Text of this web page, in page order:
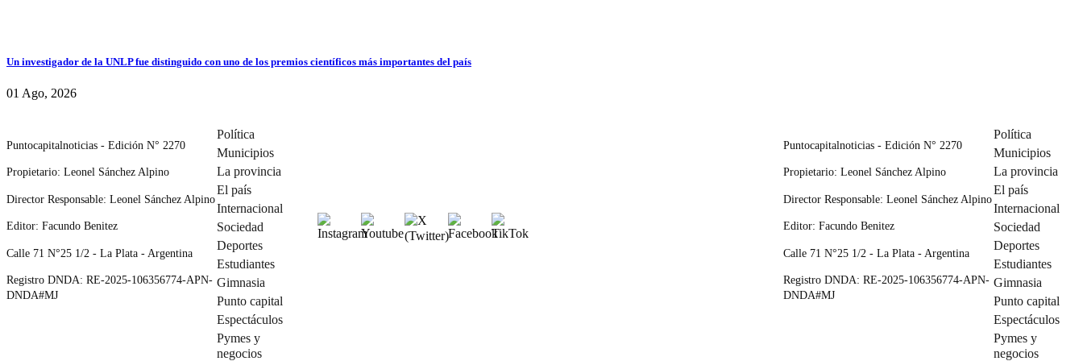
Un investigador de la UNLP fue distinguido con uno de los premios científicos más importantes del país
01 Ago, 2026
Puntocapitalnoticias - Edición N° 2270
Propietario: Leonel Sánchez Alpino
Director Responsable: Leonel Sánchez Alpino
Editor: Facundo Benitez
Calle 71 N°25 1/2 - La Plata - Argentina
Registro DNDA: RE-2025-106356774-APN-
DNDA#MJ
Política
Municipios
La provincia
El país
Internacional
Sociedad
Deportes
Estudiantes
Gimnasia
Punto capital
Espectáculos
Pymes y
negocios
Puntocapitalnoticias - Edición N° 2270
Propietario: Leonel Sánchez Alpino
Director Responsable: Leonel Sánchez Alpino
Editor: Facundo Benitez
Calle 71 N°25 1/2 - La Plata - Argentina
Registro DNDA: RE-2025-106356774-APN-
DNDA#MJ
Política
Municipios
La provincia
El país
Internacional
Sociedad
Deportes
Estudiantes
Gimnasia
Punto capital
Espectáculos
Pymes y
negocios